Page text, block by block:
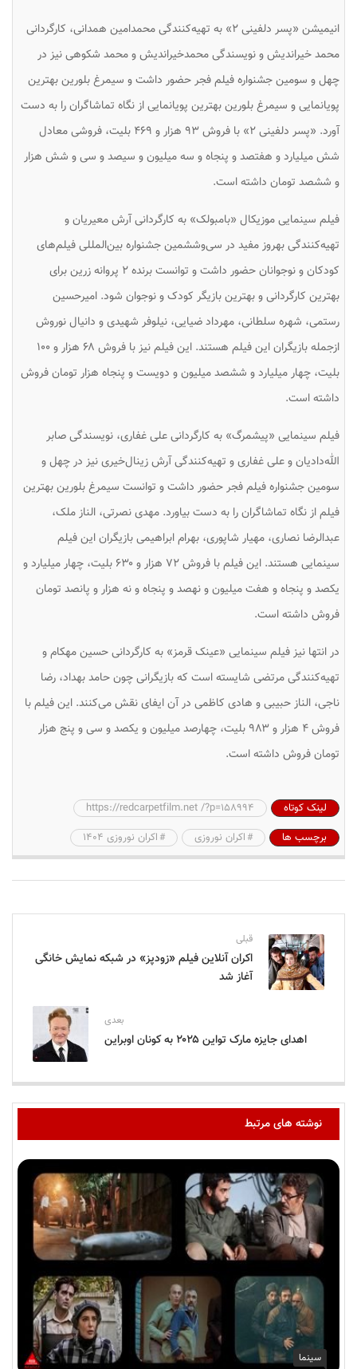
انیمیشن «پسر دلفینی ۲» به تهیه‌کنندگی محمدامین همدانی، کارگردانی
محمد خیراندیش و نویسندگی محمدخیراندیش و محمد شکوهی نیز در
چهل و سومین جشنواره فیلم فجر حضور داشت و سیمرغ بلورین بهترین
پویانمایی و سیمرغ بلورین بهترین پویانمایی از نگاه تماشاگران را به دست
آورد. «پسر دلفینی ۲» با فروش ۹۳ هزار و ۴۶۹ بلیت، فروشی معادل
شش میلیارد و هفتصد و پنجاه و سه میلیون و سیصد و سی و شش هزار
و ششصد تومان داشته است.
فیلم سینمایی موزیکال «بامبولک» به کارگردانی آرش معیریان و
تهیه‌کنندگی بهروز مفید در سی‌وششمین جشنواره بین‌المللی فیلم‌های
کودکان و نوجوانان حضور داشت و توانست برنده ۲ پروانه زرین برای
بهترین کارگردانی و بهترین بازیگر کودک و نوجوان شود. امیرحسین
رستمی، شهره سلطانی، مهرداد ضیایی، نیلوفر شهیدی و دانیال نوروش
ازجمله بازیگران این فیلم هستند. این فیلم نیز با فروش ۶۸ هزار و ۱۰۰
بلیت، چهار میلیارد و ششصد میلیون و دویست و پنجاه هزار تومان فروش
داشته است.
فیلم سینمایی «پیشمرگ» به کارگردانی علی غفاری، نویسندگی صابر
الله‌دادیان و علی غفاری و تهیه‌کنندگی آرش زینال‌خیری نیز در چهل و
سومین جشنواره فیلم فجر حضور داشت و توانست سیمرغ بلورین بهترین
فیلم از نگاه تماشاگران را به دست بیاورد. مهدی نصرتی، الناز ملک،
عبدالرضا نصاری، مهیار شاپوری، بهرام ابراهیمی بازیگران این فیلم
سینمایی هستند. این فیلم با فروش ۷۲ هزار و ۶۳۰ بلیت، چهار میلیارد و
یکصد و پنجاه و هفت میلیون و نهصد و پنجاه و نه هزار و پانصد تومان
فروش داشته است.
در انتها نیز فیلم سینمایی «عینک قرمز» به کارگردانی حسین مهکام و
تهیه‌کنندگی مرتضی شایسته است که بازیگرانی چون حامد بهداد، رضا
ناجی، الناز حبیبی و هادی کاظمی در آن ایفای نقش می‌کنند. این فیلم با
فروش ۴ هزار و ۹۸۳ بلیت، چهارصد میلیون و یکصد و سی و پنج هزار
تومان فروش داشته است.
لینک کوتاه
https://redcarpetfilm.net /?p=158994
برچسب ها
اکران نوروزی اکران نوروزی ۱۴۰۴
قبلی
اکران آنلاین فیلم «زودپز» در شبکه نمایش خانگی
آغاز شد
بعدی
اهدای جایزه مارک تواین ۲۰۲۵ به کونان اوبراین
نوشته های مرتبط
سینما